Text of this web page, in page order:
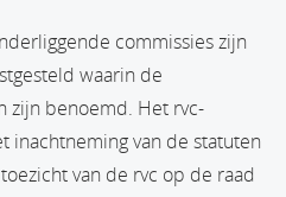
commissies zijn
waarin de
zijn benoemd. Het rvc-
inachtneming van de statuten
van de rvc op de raad